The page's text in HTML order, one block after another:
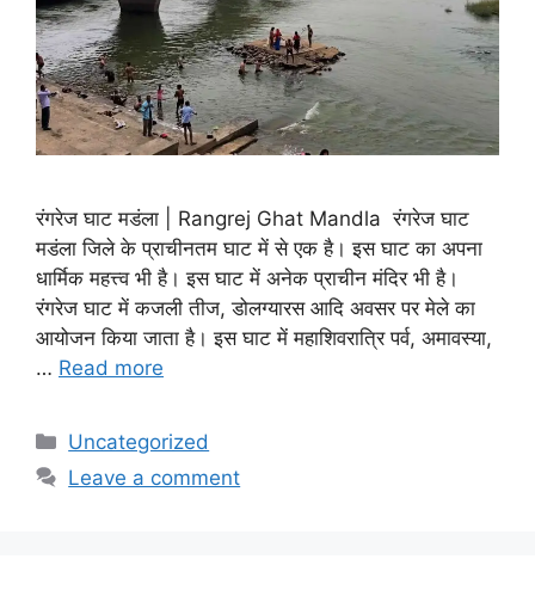
रंगरेज घाट मडंला | Rangrej Ghat Mandla रंगरेज घाट
मडंला जिले के प्राचीनतम घाट में से एक है। इस घाट का अपना
धार्मिक महत्त्व भी है। इस घाट में अनेक प्राचीन मंदिर भी है।
रंगरेज घाट में कजली तीज, डोलग्यारस आदि अवसर पर मेले का
आयोजन किया जाता है। इस घाट में महाशिवरात्रि पर्व, अमावस्या,
… Read more
Categories
Uncategorized
Leave a comment